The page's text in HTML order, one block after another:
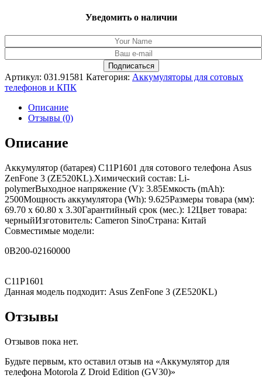
Уведомить о наличии
Артикул: 031.91581 Категория: Аккумуляторы для сотовых
телефонов и КПК
Описание
Отзывы (0)
Описание
Аккумулятор (батарея) C11P1601 для сотового телефона Asus
ZenFone 3 (ZE520KL).Химический состав: Li-
polymerВыходное напряжение (V): 3.85Емкость (mAh):
2500Мощность аккумулятора (Wh): 9.625Размеры товара (мм):
69.70 x 60.80 x 3.30Гарантийный срок (мес.): 12Цвет товара:
черныйИзготовитель: Cameron SinoСтрана: Китай
Совместимые модели:
0B200-02160000
C11P1601
Данная модель подходит: Asus ZenFone 3 (ZE520KL)
Отзывы
Отзывов пока нет.
Будьте первым, кто оставил отзыв на «Аккумулятор для
телефона Motorola Z Droid Edition (GV30)»